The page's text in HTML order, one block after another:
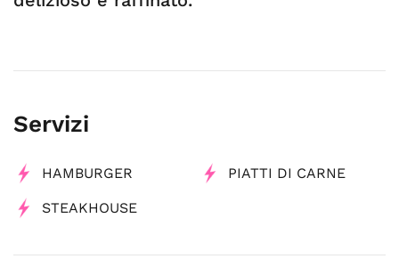
Servizi
HAMBURGER PIATTI DI CARNE
STEAKHOUSE